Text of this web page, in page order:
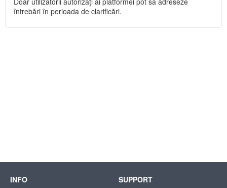
întrebări în perioada de clarificări.
INFO SUPPORT